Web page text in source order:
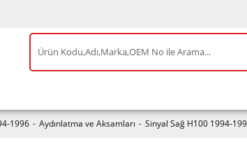
1996 Aydınlatma ve Aksamları Sinyal Sağ H100 1994-